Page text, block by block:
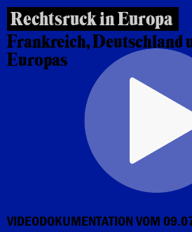
Rechtsruck in Europa
Frankreich, Deutschland
Europas
VIDEODOKUMENTATION VOM